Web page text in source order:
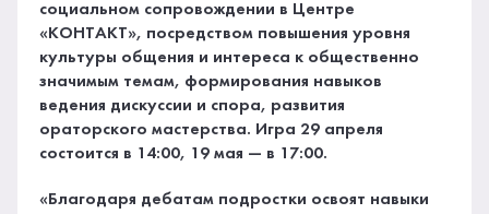
социальном сопровождении в Центре
«КОНТАКТ», посредством повышения уровня
культуры общения и интереса к общественно
значимым темам, формирования навыков
ведения дискуссии и спора, развития
ораторского мастерства. Игра 29 апреля
состоится в 14:00, 19 мая — в 17:00.
«Благодаря дебатам подростки освоят навыки